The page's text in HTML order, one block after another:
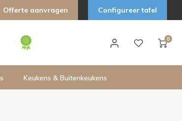
Offerte aanvragen Configureer tafel
0
Keukens & Buitenkeukens